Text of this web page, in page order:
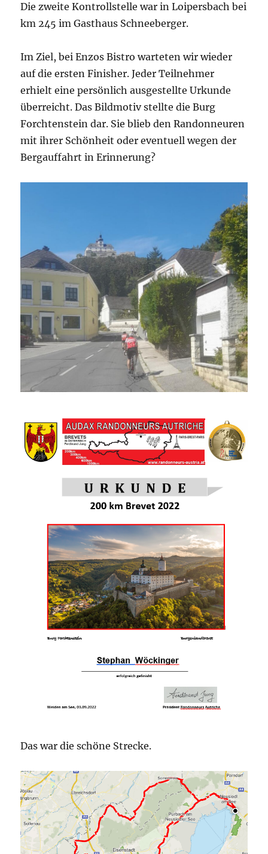
Die zweite Kontrollstelle war in Loipersbach bei
km 245 im Gasthaus Schneeberger.
Im Ziel, bei Enzos Bistro warteten wir wieder
auf die ersten Finisher. Jeder Teilnehmer
erhielt eine persönlich ausgestellte Urkunde
überreicht. Das Bildmotiv stellte die Burg
Forchtenstein dar. Sie blieb den Randonneuren
mit ihrer Schönheit oder eventuell wegen der
Bergauffahrt in Erinnerung?
Das war die schöne Strecke.